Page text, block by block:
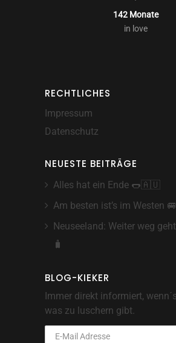
142 Monate
in love
RECHTLICHES
Impressum
Datenschutz
NEUESTE BEITRÄGE
Alles hat ein Ende 🌭🇦🇺
Am besten ist’s im Westen
Neuseeland: Weiter weg
🧳
BLOG-KIEKER
Immer direkt informiert,
was zu luschern gibt.